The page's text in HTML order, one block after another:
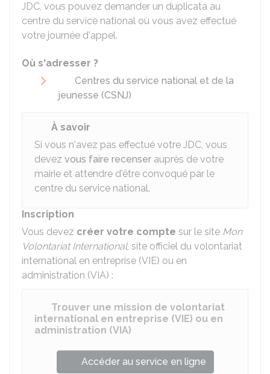
JDC, vous pouvez demander un duplicata au
centre du service national où vous avez effectué
votre journée d'appel.
Où s'adresser ?
Centres du service national et de la
jeunesse (CSNJ)
À savoir
Si vous n'avez pas effectué votre JDC, vous
devez vous faire recenser auprès de votre
mairie et attendre d'être convoqué par le
centre du service national.
Inscription
Vous devez créer votre compte sur le site Mon
Volontariat International, site officiel du volontariat
international en entreprise (VIE) ou en
administration (VIA) :
Trouver une mission de volontariat
international en entreprise (VIE) ou en
administration (VIA)
Accéder au service en ligne